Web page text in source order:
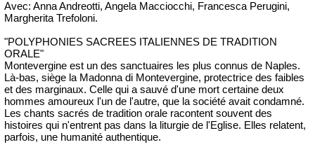
Avec: Anna Andreotti, Angela Macciocchi, Francesca Perugini,
Margherita Trefoloni.
"POLYPHONIES SACREES ITALIENNES DE TRADITION
ORALE"
Montevergine est un des sanctuaires les plus connus de Naples.
Là-bas, siège la Madonna di Montevergine, protectrice des faibles
et des marginaux. Celle qui a sauvé d'une mort certaine deux
hommes amoureux l'un de l'autre, que la société avait condamné.
Les chants sacrés de tradition orale racontent souvent des
histoires qui n'entrent pas dans la liturgie de l'Eglise. Elles relatent,
parfois, une humanité authentique.